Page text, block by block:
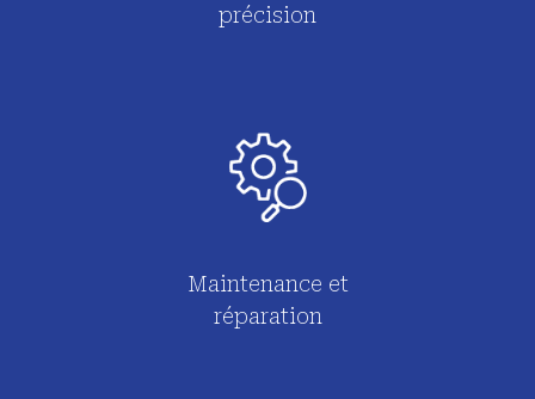
précision
Maintenance et
réparation